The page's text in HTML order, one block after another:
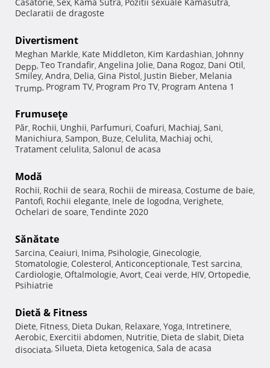
, , , ,
Declaratii de dragoste
Divertisment
Meghan Markle, Kate Middleton, Kim Kardashian, Johnny
Depp, Teo Trandafir, Angelina Jolie, Dana Rogoz, Dani Otil,
Smiley, Andra, Delia, Gina Pistol, Justin Bieber, Melania
Trump, Program TV, Program Pro TV, Program Antena 1
Frumuseţe
Păr, Rochii, Unghii, Parfumuri, Coafuri, Machiaj, Sani,
Manichiura, Sampon, Buze, Celulita, Machiaj ochi,
Tratament celulita, Salonul de acasa
Modă
Rochii, Rochii de seara, Rochii de mireasa, Costume de baie,
Pantofi, Rochii elegante, Inele de logodna, Verighete,
Ochelari de soare, Tendinte 2020
Sănătate
Sarcina, Ceaiuri, Inima, Psihologie, Ginecologie,
Stomatologie, Colesterol, Anticonceptionale, Test sarcina,
Cardiologie, Oftalmologie, Avort, Ceai verde, HIV, Ortopedie,
Psihiatrie
Dietă & Fitness
Diete, Fitness, Dieta Dukan, Relaxare, Yoga, Intretinere,
Aerobic, Exercitii abdomen, Nutritie, Dieta de slabit, Dieta
disociata, Silueta, Dieta ketogenica, Sala de acasa